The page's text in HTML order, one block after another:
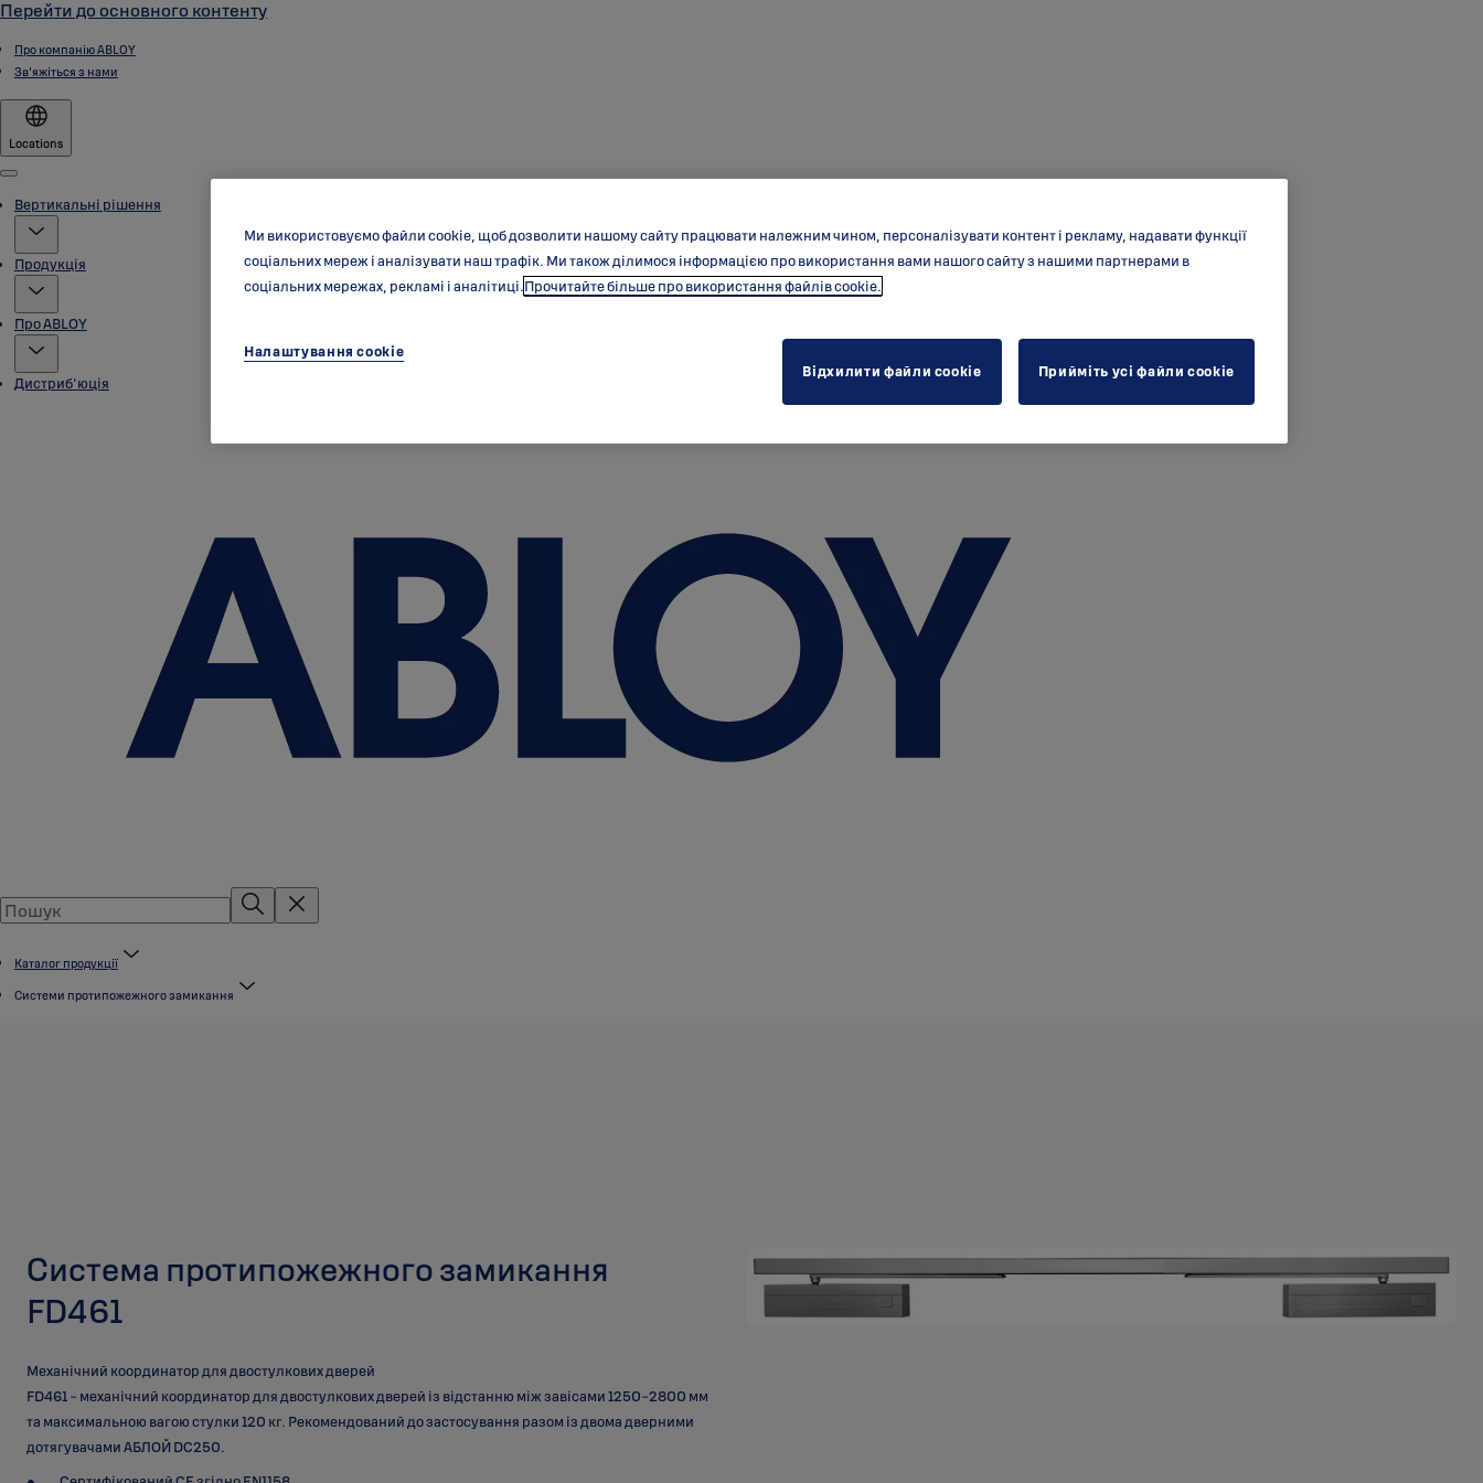
Перейти до основного контенту
Про компанію ABLOY
Зв'яжіться з нами
Locations
Menu
Вертикальні рішення
Продукція
Про ABLOY
Дистриб'юція
Каталог продукції
Системи протипожежного замикання
Система протипожежного замикання
FD461
Механічний координатор для двостулкових дверей
FD461 - механічний координатор для двостулкових дверей із відстанню між завісами 1250-2800 мм
та максимальною вагою стулки 120 кг. Рекомендований до застосування разом із двома дверними
дотягувачами АБЛОЙ DC250.
Ми використовуємо файли cookie, щоб дозволити нашому сайту працювати належним чином, персоналізувати контент і рекламу, надавати функції
соціальних мереж і аналізувати наш трафік. Ми також ділимося інформацією про використання вами нашого сайту з нашими партнерами в
соціальних мережах, рекламі і аналітиці.Прочитайте більше про використання файлів cookie.
Налаштування cookie
Відхилити файли cookie
Прийміть усі файли cookie